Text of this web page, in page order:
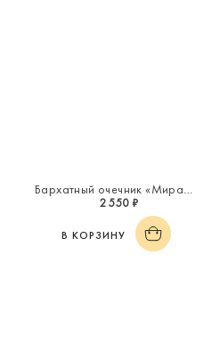
Бархатный очечник «Миражи»
2 550 ₽
В КОРЗИНУ